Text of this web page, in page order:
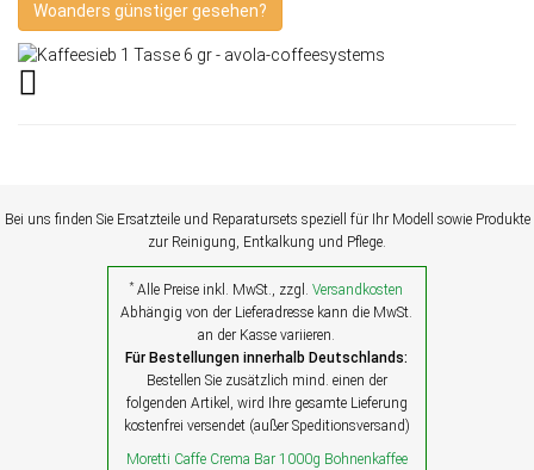
Woanders günstiger gesehen?
Bei uns finden Sie Ersatzteile und Reparatursets speziell für Ihr Modell sowie Produkte
zur Reinigung, Entkalkung und Pflege.
* Alle Preise inkl. MwSt., zzgl.Versandkosten
Abhängig von der Lieferadresse kann die MwSt.
an der Kasse variieren.
Für Bestellungen innerhalb Deutschlands:
Bestellen Sie zusätzlich mind. einen der
folgenden Artikel, wird Ihre gesamte Lieferung
kostenfrei versendet (außer Speditionsversand)
Moretti Caffe Crema Bar 1000g Bohnenkaffee